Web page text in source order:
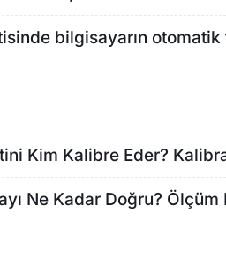
bilgisayarın otomatik
Kim Kalibre Eder?
Ne Kadar Doğru?